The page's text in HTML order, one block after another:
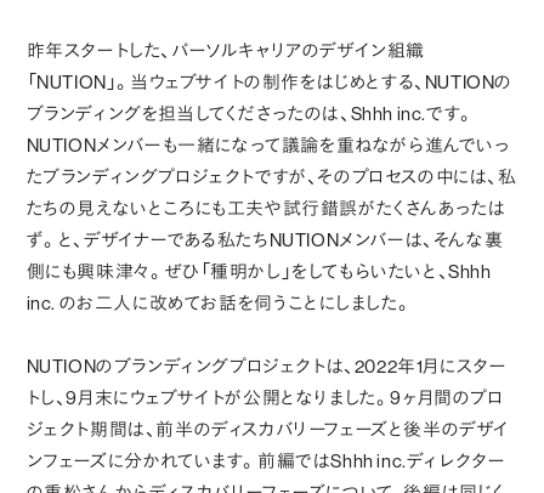
昨年スタートした、パーソルキャリアのデザイン組織
「NUTION」。当ウェブサイトの制作をはじめとする、NUTIONの
ブランディングを担当してくださったのは、Shhh inc.です。
NUTIONメンバーも一緒になって議論を重ねながら進んでいっ
たブランディングプロジェクトですが、そのプロセスの中には、私
たちの見えないところにも工夫や試行錯誤がたくさんあったは
ず。と、デザイナーである私たちNUTIONメンバーは、そんな裏
側にも興味津々。ぜひ「種明かし」をしてもらいたいと、Shhh
inc. のお二人に改めてお話を伺うことにしました。
NUTIONのブランディングプロジェクトは、2022年1月にスター
トし、9月末にウェブサイトが公開となりました。9ヶ月間のプロ
ジェクト期間は、前半のディスカバリーフェーズと後半のデザイ
ンフェーズに分かれています。前編ではShhh inc.ディレクター